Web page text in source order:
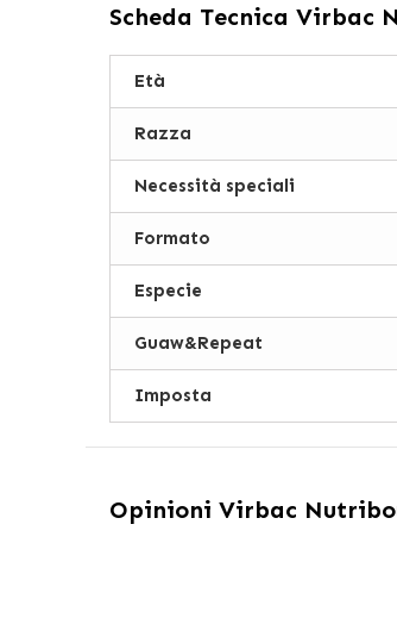
Scheda Tecnica Virbac
Età
Razza
Necessità speciali
Formato
Especie
Guaw&Repeat
Imposta
Opinioni Virbac